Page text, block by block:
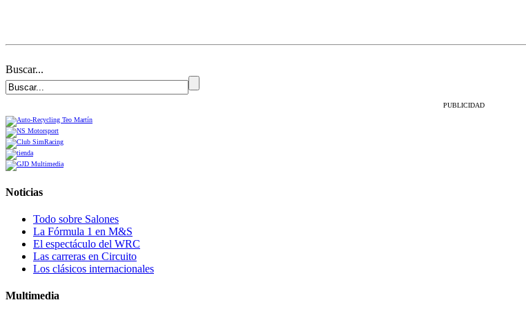
Buscar...
PUBLICIDAD
Noticias
Todo sobre Salones
La Fórmula 1 en M&S
El espectáculo del WRC
Las carreras en Circuito
Los clásicos internacionales
Multimedia